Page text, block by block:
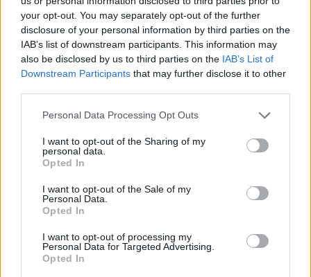
your opt-out. You may separately opt-out of the further
disclosure of your personal information by third parties on the
IAB’s list of downstream participants. This information may
also be disclosed by us to third parties on the IAB’s List of
Downstream Participants that may further disclose it to other
Personal Data Processing Opt Outs
I want to opt-out of the Sharing of my
personal data.
Opted In
I want to opt-out of the Sale of my
Personal Data.
Opted In
I want to opt-out of processing my
Personal Data for Targeted Advertising.
Opted In
Aukció időpontja: 2021-06-
02 18:00
MEGTEKINTEM
Aukció időpontja: 2021-06-
02 18:00
MEGTEKINTEM
FESTMÉNY, GRAFIKA